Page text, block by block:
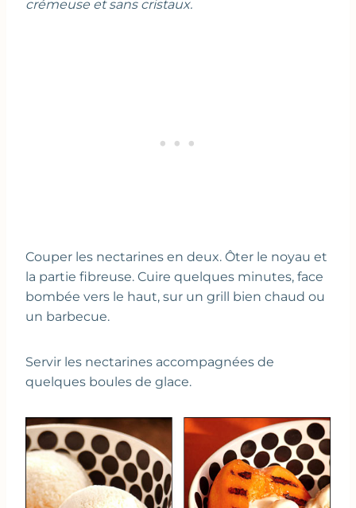
crémeuse et sans cristaux.
Couper les nectarines en deux. Ôter le noyau et
la partie fibreuse. Cuire quelques minutes, face
bombée vers le haut, sur un grill bien chaud ou
un barbecue.
Servir les nectarines accompagnées de
quelques boules de glace.